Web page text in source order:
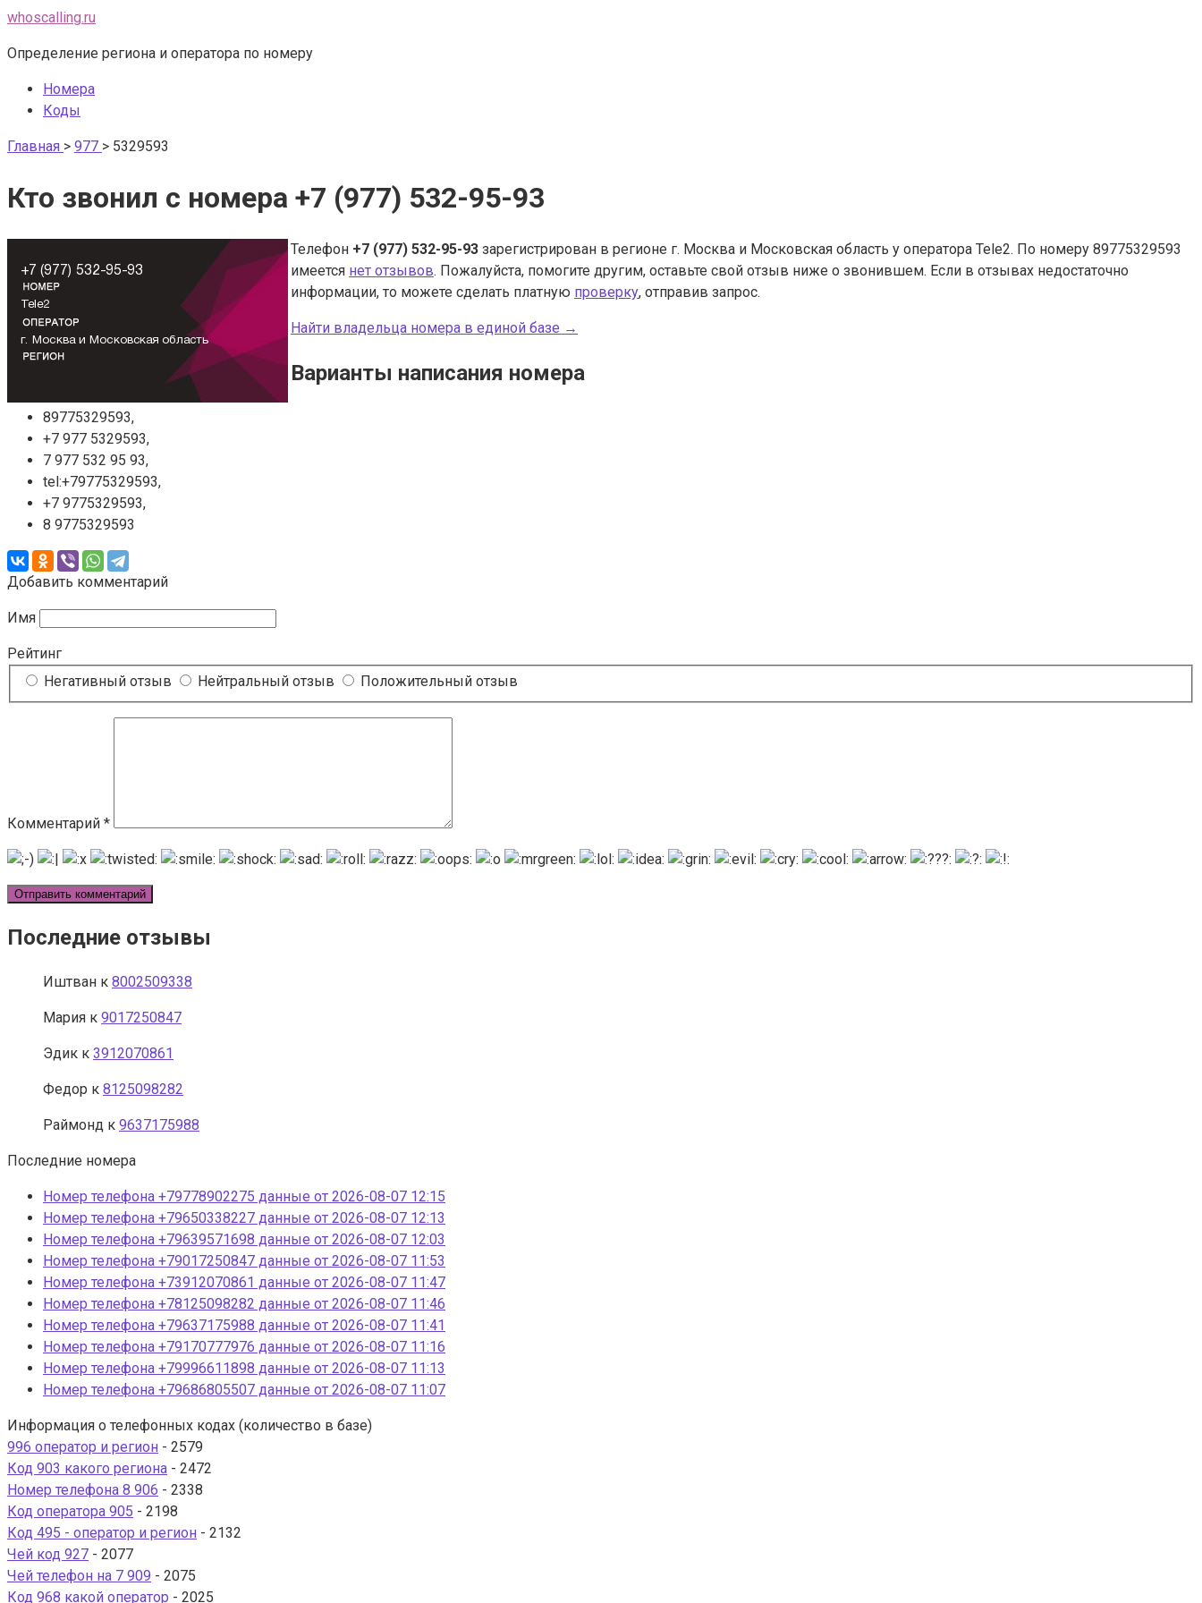
Перейти
контенту
whoscalling.ru
Определение региона и оператора по номеру
Номера
Коды
Главная > 977 > 5329593
Кто звонил с номера +7 (977) 532-95-93
Телефон +7 (977) 532-95-93 зарегистрирован в регионе г. Москва и Московская область у оператора Tele2. По номеру 89775329593
имеется нет отзывов. Пожалуйста, помогите другим, оставьте свой отзыв ниже о звонившем. Если в отзывах недостаточно
информации, то можете сделать платную проверку, отправив запрос.
Найти владельца номера в единой базе →
Варианты написания номера
89775329593,
+7 977 5329593,
7 977 532 95 93,
tel:+79775329593,
+7 9775329593,
8 9775329593
Добавить комментарий
Имя
Рейтинг
Негативный отзыв
Нейтральный отзыв Положительный отзыв
Комментарий *
Последние отзывы
Иштван к 8002509338
Мария к 9017250847
Эдик к 3912070861
Федор к 8125098282
Раймонд к 9637175988
Последние номера
Номер телефона +79778902275 данные от 2026-08-07 12:15
Номер телефона +79650338227 данные от 2026-08-07 12:13
Номер телефона +79639571698 данные от 2026-08-07 12:03
Номер телефона +79017250847 данные от 2026-08-07 11:53
Номер телефона +73912070861 данные от 2026-08-07 11:47
Номер телефона +78125098282 данные от 2026-08-07 11:46
Номер телефона +79637175988 данные от 2026-08-07 11:41
Номер телефона +79170777976 данные от 2026-08-07 11:16
Номер телефона +79996611898 данные от 2026-08-07 11:13
Номер телефона +79686805507 данные от 2026-08-07 11:07
Информация о телефонных кодах (количество в базе)
996 оператор и регион - 2579
Код 903 какого региона - 2472
Номер телефона 8 906 - 2338
Код оператора 905 - 2198
Код 495 - оператор и регион - 2132
Чей код 927 - 2077
Чей телефон на 7 909 - 2075
Код 968 какой оператор - 2025